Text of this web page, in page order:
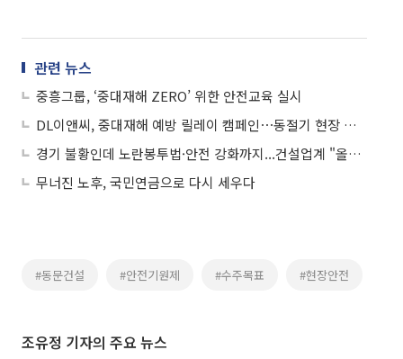
관련 뉴스
중흥그룹, ‘중대재해 ZERO’ 위한 안전교육 실시
DL이앤씨, 중대재해 예방 릴레이 캠페인⋯동절기 현장 관리 확대
경기 불황인데 노란봉투법·안전 강화까지...건설업계 "올해도 고비"
무너진 노후, 국민연금으로 다시 세우다
#동문건설 #안전기원제 #수주목표 #현장안전
조유정 기자의 주요 뉴스